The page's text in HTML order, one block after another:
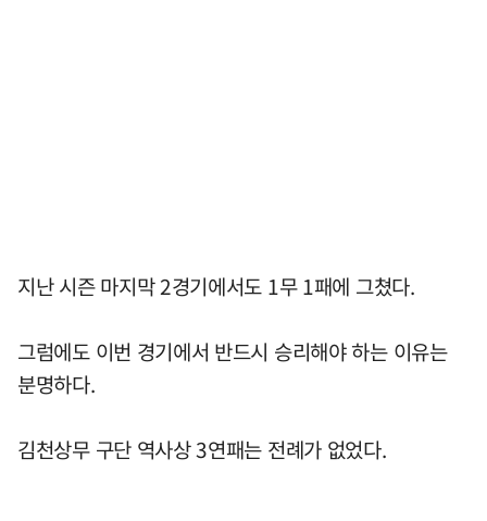
지난 시즌 마지막 2경기에서도 1무 1패에 그쳤다.
그럼에도 이번 경기에서 반드시 승리해야 하는 이유는
분명하다.
김천상무 구단 역사상 3연패는 전례가 없었다.